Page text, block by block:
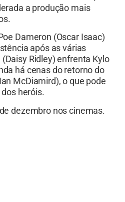
a produção mais
Dameron (Oscar Isaac)
após as várias
Ridley) enfrenta Kylo
há cenas do retorno do
McDiamird), o que pode
heróis.
dezembro nos cinemas.